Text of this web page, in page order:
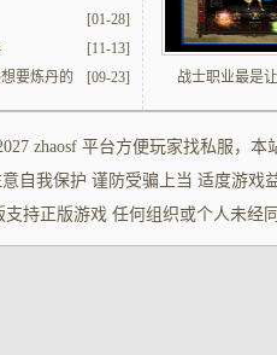
[01-28]
[11-13]
[09-23]
要炼丹的
战士职业最是
zhaosf平台方便玩家找私服 ，本
自我保护 谨防受骗上当 适度游戏
支持正版游戏 任何组织或个人未经